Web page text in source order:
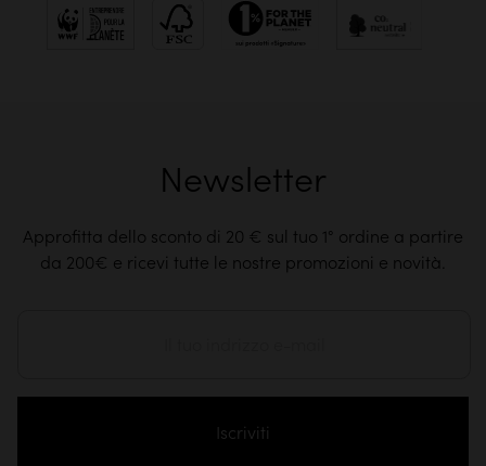
Newsletter
Approfitta dello sconto di 20 € sul tuo 1° ordine a partire
da 200€ e ricevi tutte le nostre promozioni e novità.
Iscriviti